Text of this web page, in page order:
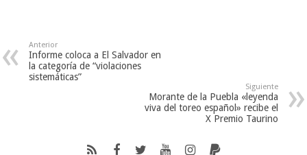
Anterior
Informe coloca a El Salvador en
la categoría de “violaciones
sistemáticas”
Siguiente
Morante de la Puebla «leyenda
viva del toreo español» recibe el
X Premio Taurino